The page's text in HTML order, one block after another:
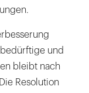
und
bleibt nach
Resolution